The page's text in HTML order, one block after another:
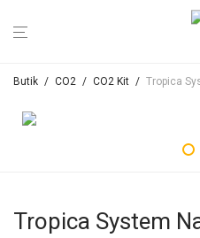
Butik / CO2 / CO2 Kit / Tropica
Tropica System